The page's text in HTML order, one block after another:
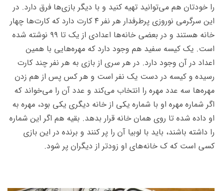
را خودتان هم می‌توانید تهیه کنید و با دیگر بازی‌ها فرق دارد. در
این سرگرمی نوروزی پرطرفدار هر نفر ۴ کارت دارد که کارت‌ها چهار
خانه هستند و در بعضی خانه‌ها اعدادی از یک تا ۹۹ نوشته شده
است. یک کیسه سفید هم وجود دارد که مهره‌هایی با همین
اعداد در آن وجود دارد. در هر سری از بازی به هر نفر چند کارت
رسیده و کیسه در دست یک نفر است و هر کس پس از هم زدن
مهره‌ها سه عدد مهره را انتخاب می‌کند و عدد آن را می‌خواند که
اگر شماره مهره او با شماره یکی از خانه دیگری یکی بود، مهره به
او داده شده تا روی همان خانه قرار بدهد. بقیه هم اگر این شماره
را داشته باشند، باید با لوبیا آن را پر کنند و برنده در این بازی
کسی است که ک خانه‌های او زودتر از دیگران پر شود.